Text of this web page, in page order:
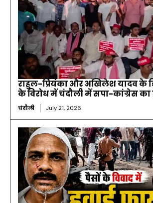
राहुल-प्रियंका और अखिलेश यादव के
के विरोध में चंदौली में सपा-कांग्रेस का
चंदौली July 21, 2026